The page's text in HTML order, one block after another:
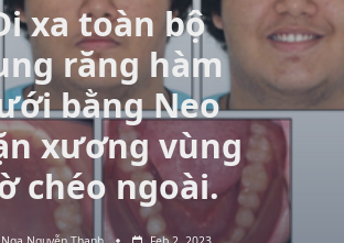
xa toàn bộ
răng hàm
bằng Neo
xương vùng
chéo ngoài.